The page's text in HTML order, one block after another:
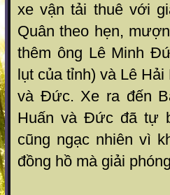
xe vận tải thuê với
Quân theo hẹn,
thêm ông Lê Minh
lụt của tỉnh) và Lê
và Đức. Xe ra đến
Huấn và Đức đã tự
cũng ngạc nhiên vì
đồng hồ mà giải